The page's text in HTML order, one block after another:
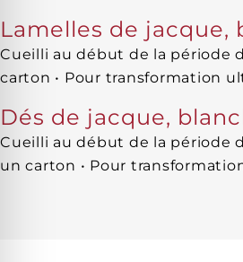
Lamelles de jacque,
Cueilli au début de la période
carton • Pour transformation
Dés de jacque,
Cueilli au début de la période
un carton • Pour